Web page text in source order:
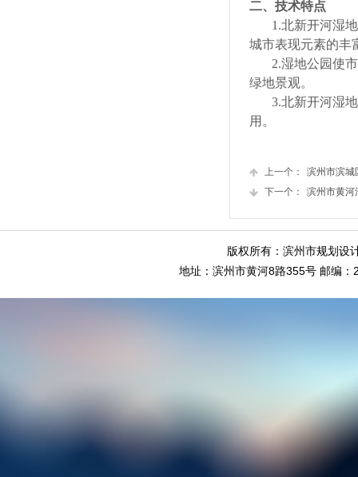
二、技术特点
1.北新开河湿
城市表现元素的丰
2.湿地公园使
绿地景观。
3.北新开河湿
用。
上一个：
滨州市滨城
下一个：
滨州市黄河
版权所有：滨州市规划设
地址：滨州市黄河8路355号 邮编